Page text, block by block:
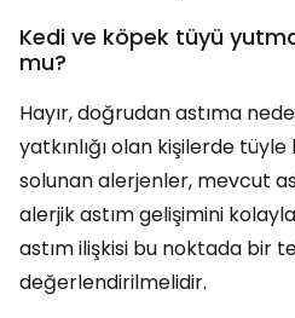
Kedi ve köpek tüyü
mu?
Hayır, doğrudan astıma
yatkınlığı olan kişilerde
solunan alerjenler, mevcut
alerjik astım gelişimini
astım ilişkisi bu noktada bir
değerlendirilmelidir.